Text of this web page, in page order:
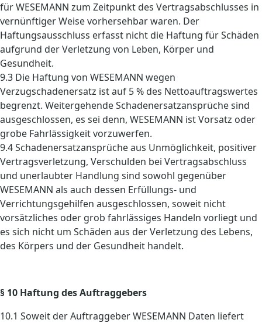
für WESEMANN zum Zeitpunkt des Vertragsabschlusses in
vernünftiger Weise vorhersehbar waren. Der
Haftungsausschluss erfasst nicht die Haftung für Schäden
aufgrund der Verletzung von Leben, Körper und
Gesundheit.
9.3 Die Haftung von WESEMANN wegen
Verzugschadenersatz ist auf 5 % des Nettoauftragswertes
begrenzt. Weitergehende Schadenersatzansprüche sind
ausgeschlossen, es sei denn, WESEMANN ist Vorsatz oder
grobe Fahrlässigkeit vorzuwerfen.
9.4 Schadenersatzansprüche aus Unmöglichkeit, positiver
Vertragsverletzung, Verschulden bei Vertragsabschluss
und unerlaubter Handlung sind sowohl gegenüber
WESEMANN als auch dessen Erfüllungs- und
Verrichtungsgehilfen ausgeschlossen, soweit nicht
vorsätzliches oder grob fahrlässiges Handeln vorliegt und
es sich nicht um Schäden aus der Verletzung des Lebens,
des Körpers und der Gesundheit handelt.
§ 10 Haftung des Auftraggebers
10.1 Soweit der Auftraggeber WESEMANN Daten liefert